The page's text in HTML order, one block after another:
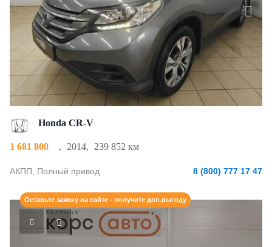
Honda CR-V
1 681 800 , 2014, 239 852 км
АКПП, Полный привод 8 (800) 777 17 47
Оставьте заявку на сайте - получите доп.выгоду